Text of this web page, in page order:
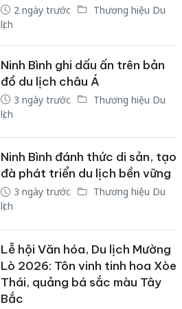
2 ngày trước
Thương hiệu Du
lịch
Ninh Bình ghi dấu ấn trên bản
đồ du lịch châu Á
3 ngày trước
Thương hiệu Du
lịch
Ninh Bình đánh thức di sản, tạo
đà phát triển du lịch bền vững
3 ngày trước
Thương hiệu Du
lịch
Lễ hội Văn hóa, Du lịch Mường
Lò 2026: Tôn vinh tinh hoa Xòe
Thái, quảng bá sắc màu Tây
Bắc